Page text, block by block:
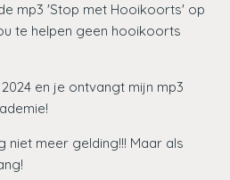
mp3 'Stop met Hooikoorts' op
te helpen geen hooikoorts
en je ontvangt mijn mp3
niet meer gelding!!! Maar als